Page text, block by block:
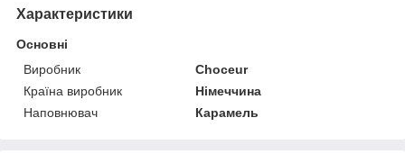
Характеристики
Основні
Виробник
Choceur
Країна виробник
Німеччина
Наповнювач
Карамель